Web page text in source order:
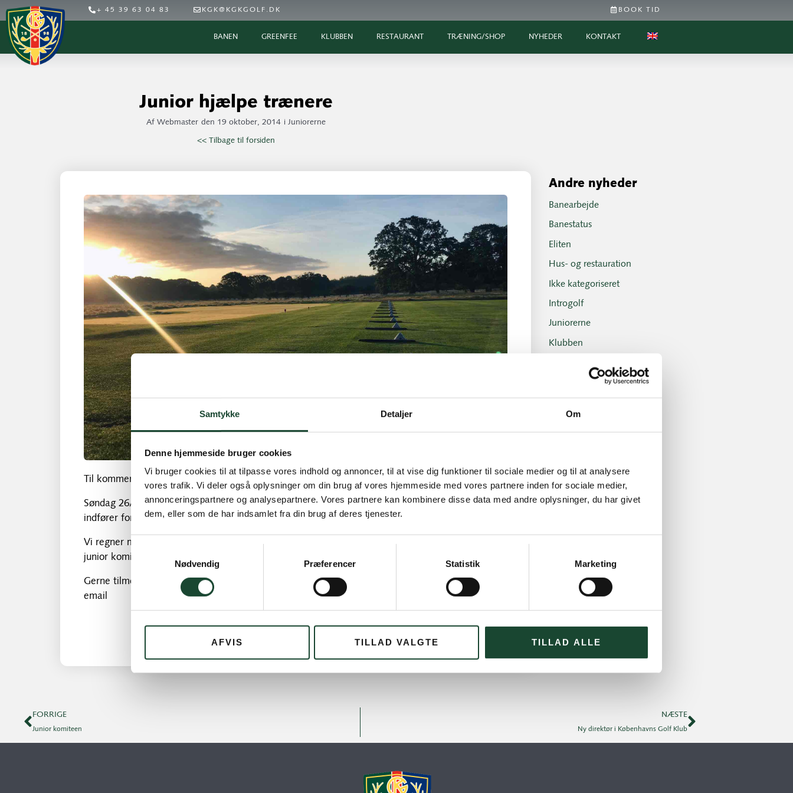
Samtykke Detaljer Om
Denne hjemmeside bruger cookies
Vi bruger cookies til at tilpasse vores indhold og annoncer, til at vise dig funktioner til sociale medier og til at analysere
vores trafik. Vi deler også oplysninger om din brug af vores hjemmeside med vores partnere inden for sociale medier,
annonceringspartnere og analysepartnere. Vores partnere kan kombinere disse data med andre oplysninger, du har givet
dem, eller som de har indsamlet fra din brug af deres tjenester.
Nødvendig
Præferencer Statistik Marketing
AFVIS TILLAD VALGTE TILLAD ALLE
+ 45 39 63 04 83 KGK@KGKGOLF.DK BOOK TID
BANEN GREENFEE KLUBBEN RESTAURANT TRÆNING/SHOP NYHEDER KONTAKT
Junior hjælpe trænere
Af Webmaster den 19 oktober, 2014 i Juniorerne
<< Tilbage til forsiden
Til kommende hjælpe trænere!
Søndag 26/10 kl 12.00 mødes vi i KGK for at høre Stefanie fra DGU forklare konceptet vi
indfører for juniortræning fremover.
Vi regner med at programmet slutter kl 15.00 – Hilsen Nils (Junior træner) & Lars Obel (formand
junior komite)
Gerne tilmelding(deadline 21.okt.) til Lotte / mobil +45 2055 1570
med navn + DGU-nr eller
email
Andre nyheder
Banearbejde
Banestatus
Eliten
Hus- og restauration
Ikke kategoriseret
Introgolf
Juniorerne
Klubben
Nyheder og tilbud
Tirsdagsklubben
Tirsdagsklubben resultater
FORRIGE
Junior komiteen
NÆSTE
Ny direktør i Københavns Golf Klub